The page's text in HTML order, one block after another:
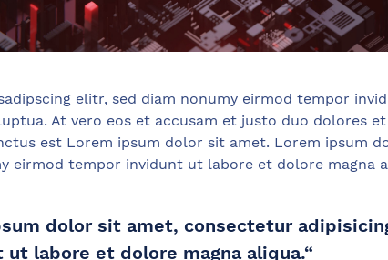
elitr, sed diam nonumy eirmod tempor
At vero eos et accusam et justo duo dolores
est Lorem ipsum dolor sit amet. Lorem ipsum
eirmod tempor invidunt ut labore et dolore magna
dolor sit amet, consectetur
labore et dolore magna aliqua.“